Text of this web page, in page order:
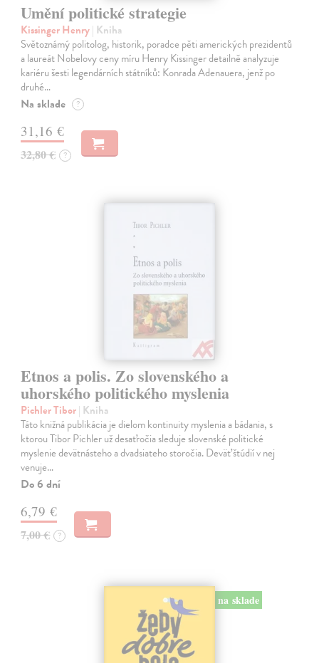
Umění politické strategie
Kissinger Henry| Kniha
Světoznámý politolog, historik, poradce pěti amerických prezidentů
a laureát Nobelovy ceny míru Henry Kissinger detailně analyzuje
kariéru šesti legendárních státníků: Konrada Adenauera, jenž po
druhé…
Na sklade ?
31,16 €
32,80 € ?
Etnos a polis. Zo slovenského a
uhorského politického myslenia
Pichler Tibor| Kniha
Táto knižná publikácia je dielom kontinuity myslenia a bádania, s
ktorou Tibor Pichler už desaťročia sleduje slovenské politické
myslenie devätnásteho a dvadsiateho storočia. Deväť štúdií v nej
venuje…
Do 6 dní
6,79 €
7,00 € ?
na sklade